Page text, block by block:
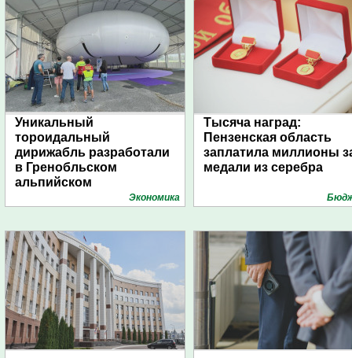
Уникальный
тороидальный
дирижабль разработали
в Гренобльском
альпийском
Экономика
Тысяча наград:
Пензенская область
заплатила миллионы
медали из серебра